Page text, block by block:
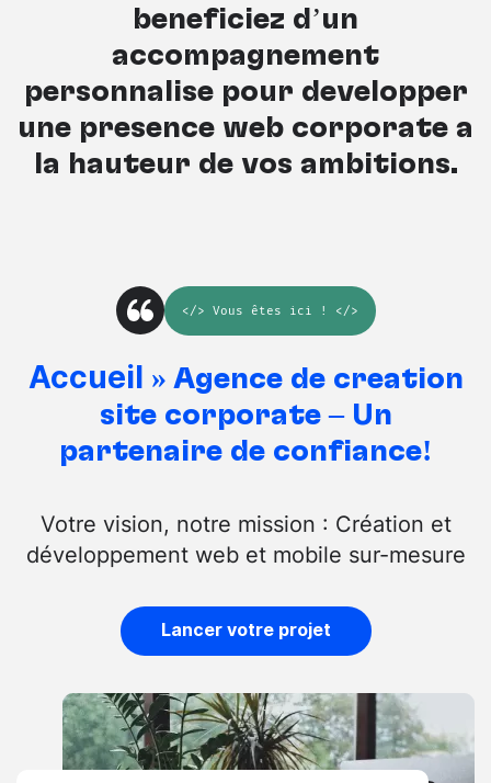
bénéficiez d’un
accompagnement
personnalisé pour développer
une présence web corporate à
la hauteur de vos ambitions.
</> Vous êtes ici ! </>
Accueil » Agence de création
site corporate – Un
partenaire de confiance!
Votre vision, notre mission : Création et
développement web et mobile sur-mesure
Lancer votre projet